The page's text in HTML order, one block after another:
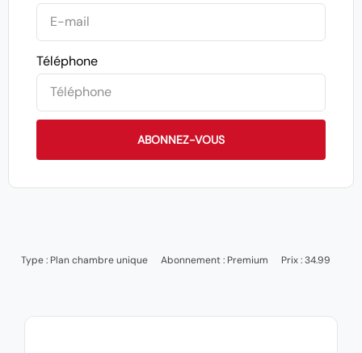
Téléphone
ABONNEZ-VOUS
Type : Plan chambre unique Abonnement : Premium Prix : 34.99